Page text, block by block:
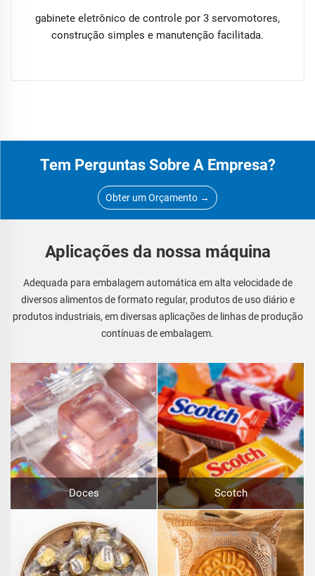
gabinete eletrônico de controle por 3 servomotores,
construção simples e manutenção facilitada.
Tem Perguntas Sobre A Empresa?
Obter um Orçamento →
Aplicações da nossa máquina
Adequada para embalagem automática em alta velocidade de
diversos alimentos de formato regular, produtos de uso diário e
produtos industriais, em diversas aplicações de linhas de produção
contínuas de embalagem.
Doces Scotch